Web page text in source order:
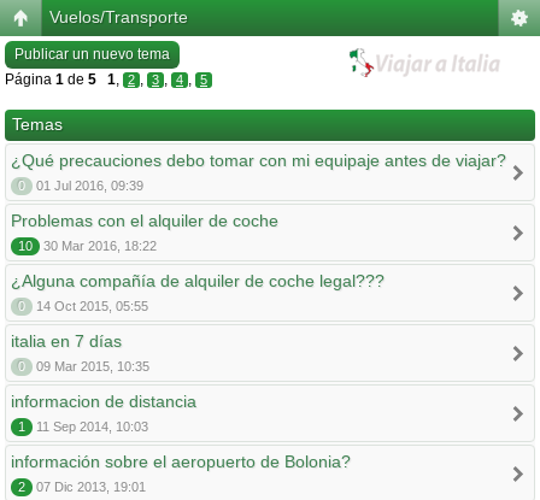
Vuelos/Transporte
Publicar un nuevo tema
Página 1 de 5 1, 2 , 3 , 4 , 5
Temas
¿Qué precauciones debo tomar con mi equipaje antes de viajar?
0 01 Jul 2016, 09:39
Problemas con el alquiler de coche
10 30 Mar 2016, 18:22
¿Alguna compañía de alquiler de coche legal???
0 14 Oct 2015, 05:55
italia en 7 días
0 09 Mar 2015, 10:35
informacion de distancia
1 11 Sep 2014, 10:03
información sobre el aeropuerto de Bolonia?
2 07 Dic 2013, 19:01